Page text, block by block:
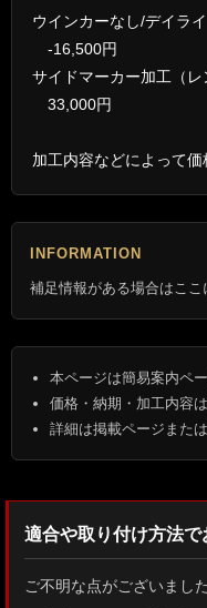
ウインカーなし/デイラ
-16,500円
サイドマーカー加工（レ
33,000円
加工内容などによって価
INFORMATION
補足情報がある場合はここ
本ページは簡易案内ペ
価格・納期・加工内容
詳細は掲載ページまたは
適合や取り付け方法
ご不明な点がございまし